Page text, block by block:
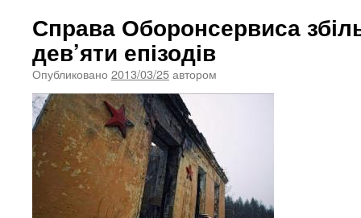
Справа Оборонсервиса
дев’яти епізодів
Опубликовано 2013/03/25автором